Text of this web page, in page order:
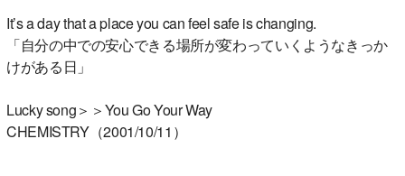
It’s a day that a place you can feel safe is changing.
「自分の中での安心できる場所が変わっていくようなきっか
けがある日」
Lucky song＞＞You Go Your Way
CHEMISTRY（2001/10/11）